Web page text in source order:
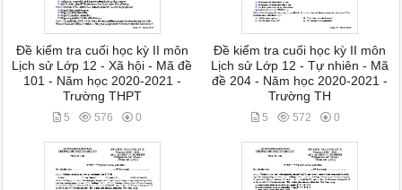
Đề kiểm tra cuối học kỳ II môn
Lịch sử Lớp 12 - Xã hội - Mã đề
101 - Năm học 2020-2021 -
Trường THPT
5 576 0
Đề kiểm tra cuối học kỳ II môn
Lịch sử Lớp 12 - Tự nhiên - Mã
đề 204 - Năm học 2020-2021 -
Trường TH
5 572 0